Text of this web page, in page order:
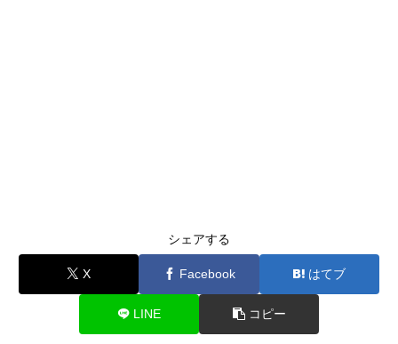
シェアする
X Facebook はてブ
LINE コピー